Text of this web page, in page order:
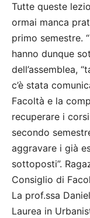
Tutte queste
ormai manca
primo semestre.
hanno dunque
dell’assemblea,
c’è stata
Facoltà e la
recuperare i
secondo
aggravare i già
sottoposti”.
Consiglio di
La prof.ssa
Laurea in